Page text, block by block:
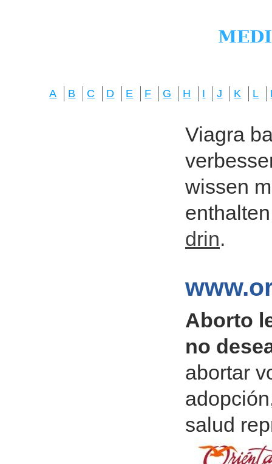
A B C D E F G H I J K L
Viagra
wissen
drin.
Aborto
no
abortar
salud